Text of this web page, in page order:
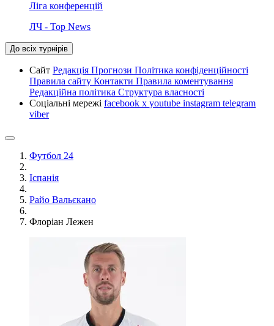
Ліга конференцій
ЛЧ - Top News
До всіх турнірів
Сайт Редакція Прогнози Політика конфіденційності
Правила сайту Контакти Правила коментування
Редакційна політика Структура власності
Соціальні мережі facebook x youtube instagram telegram
viber
Футбол 24
Іспанія
Райо Вальєкано
Флоріан Лежен